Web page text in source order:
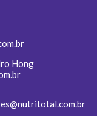
Hong